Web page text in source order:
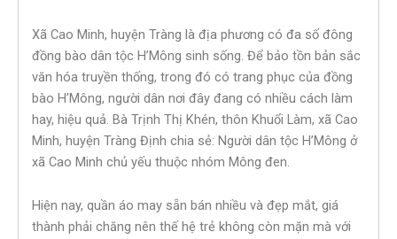
Xã Cao Minh, huyện Tràng là địa phương có đa số đông
đồng bào dân tộc H’Mông sinh sống. Để bảo tồn bản sắc
văn hóa truyền thống, trong đó có trang phục của đồng
bào H’Mông, người dân nơi đây đang có nhiều cách làm
hay, hiệu quả. Bà Trịnh Thị Khén, thôn Khuổi Làm, xã Cao
Minh, huyện Tràng Định chia sẻ: Người dân tộc H’Mông ở
xã Cao Minh chủ yếu thuộc nhóm Mông đen.
Hiện nay, quần áo may sẵn bán nhiều và đẹp mắt, giá
thành phải chăng nên thế hệ trẻ không còn mặn mà với